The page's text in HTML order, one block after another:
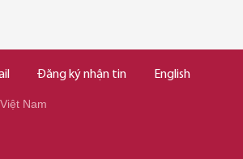
Đăng ký nhận tin English
Nam